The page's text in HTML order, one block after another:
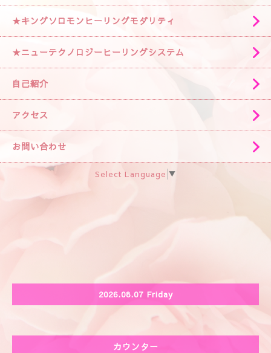
★キングソロモンヒーリングモダリティ
★ニューテクノロジーヒーリングシステム
自己紹介
アクセス
お問い合わせ
Select Language ▼
2026.08.07 Friday
カウンター